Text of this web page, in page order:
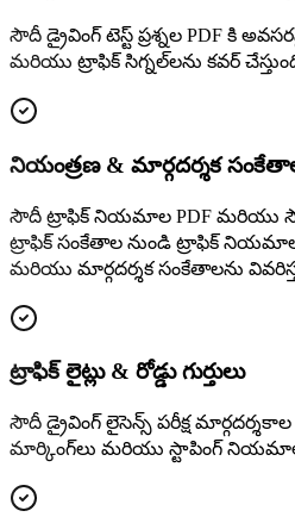
సౌదీ డ్రైవింగ్ టెస్ట్ ప్రశ్నల PDF కి
మరియు ట్రాఫిక్ సిగ్నల్‌లను కవర్
నియంత్రణ & మార్గదర్శక
సౌదీ ట్రాఫిక్ నియమాల PDF మరియు
ట్రాఫిక్ సంకేతాల నుండి ట్రాఫిక్
మరియు మార్గదర్శక సంకేతాలను
ట్రాఫిక్ లైట్లు & రోడ్డు గుర్తులు
సౌదీ డ్రైవింగ్ లైసెన్స్ పరీక్ష
మార్కింగ్‌లు మరియు స్టాపింగ్